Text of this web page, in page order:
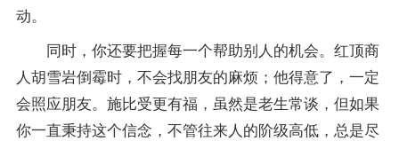
动。
同时，你还要把握每一个帮助别人的机会。红顶商
人胡雪岩倒霉时，不会找朋友的麻烦；他得意了，一定
会照应朋友。施比受更有福，虽然是老生常谈，但如果
你一直秉持这个信念，不管往来人的阶级高低，总是尽